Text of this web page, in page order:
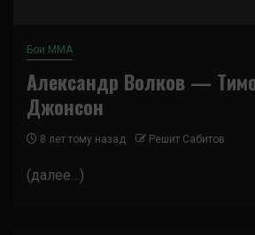
Бои ММА
Александр Волков —
Джонсон
8 лет тому назад Решит Сабитов
(далее…)